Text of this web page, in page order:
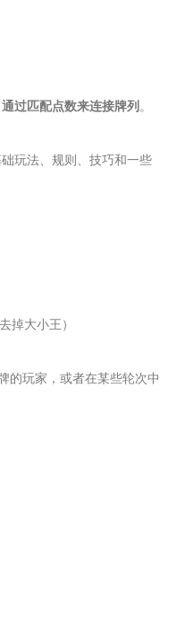
通过匹配点数来连接牌列 。
玩法、规则、技巧和一些
掉大小王）
的玩家，或者在某些轮次中